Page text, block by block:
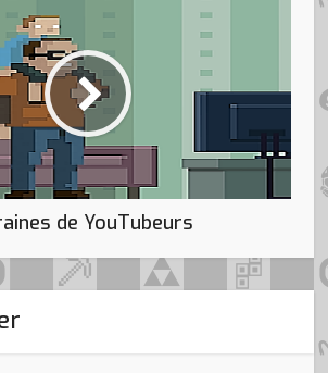
de YouTubeurs